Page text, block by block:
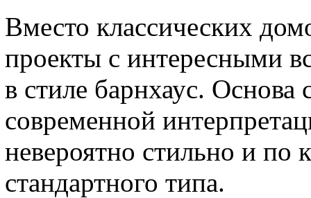
Вместо классических
проекты с интересными
в стиле барнхаус.
современной
невероятно стильно и по
стандартного типа.